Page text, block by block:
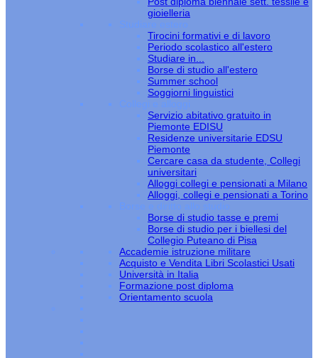
gioielleria
Studiare estero
Tirocini formativi e di lavoro
Periodo scolastico all'estero
Studiare in...
Borse di studio all'estero
Summer school
Soggiorni linguistici
Collegi e alloggi
Servizio abitativo gratuito in
Piemonte EDISU
Residenze universitarie EDSU
Piemonte
Cercare casa da studente, Collegi
universitari
Alloggi collegi e pensionati a Milano
Alloggi, collegi e pensionati a Torino
Borse e diritto allo studio
Borse di studio tasse e premi
Borse di studio per i biellesi del
Collegio Puteano di Pisa
Accademie istruzione militare
Acquisto e Vendita Libri Scolastici Usati
Università in Italia
Formazione post diploma
Orientamento scuola